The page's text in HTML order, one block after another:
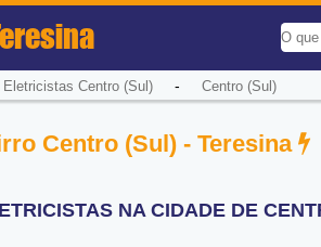
Eletricistas Centro (Sul)- Centro (Sul)
Centro (Sul) - Teresina
NA CIDADE DE